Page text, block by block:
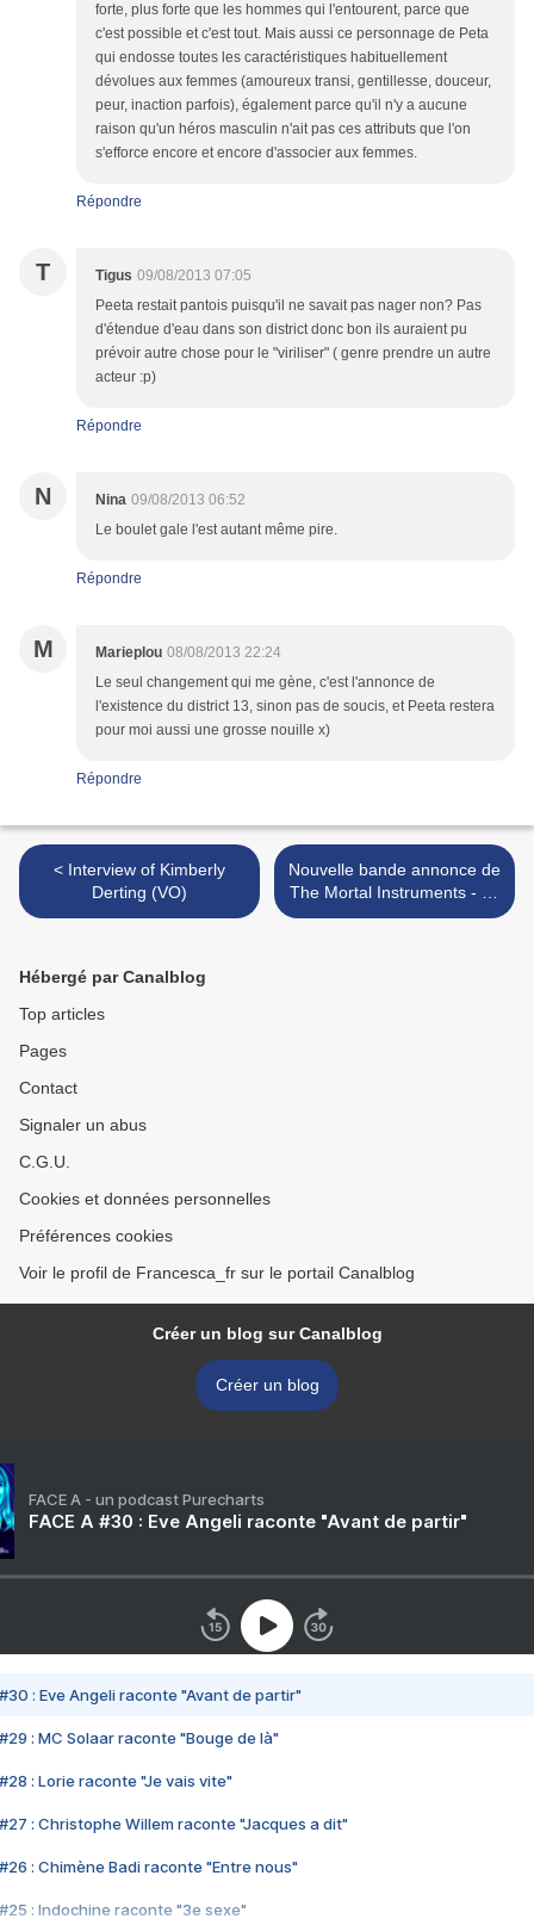
forte, plus forte que les hommes qui l'entourent, parce que
c'est possible et c'est tout. Mais aussi ce personnage de Peta
qui endosse toutes les caractéristiques habituellement
dévolues aux femmes (amoureux transi, gentillesse, douceur,
peur, inaction parfois), également parce qu'il n'y a aucune
raison qu'un héros masculin n'ait pas ces attributs que l'on
s'efforce encore et encore d'associer aux femmes.
Répondre
T Tigus 09/08/2013 07:05
Peeta restait pantois puisqu'il ne savait pas nager non? Pas
d'étendue d'eau dans son district donc bon ils auraient pu
prévoir autre chose pour le "viriliser" ( genre prendre un autre
acteur :p)
Répondre
N Nina 09/08/2013 06:52
Le boulet gale l'est autant même pire.
Répondre
M Marieplou 08/08/2013 22:24
Le seul changement qui me gène, c'est l'annonce de
l'existence du district 13, sinon pas de soucis, et Peeta restera
pour moi aussi une grosse nouille x)
Répondre
< Interview of Kimberly
Derting (VO)
Nouvelle bande annonce de
The Mortal Instruments - La
Cité des Ténèbres >
Hébergé par Canalblog
Top articles
Pages
Contact
Signaler un abus
C.G.U.
Cookies et données personnelles
Préférences cookies
Voir le profil de Francesca_fr sur le portail Canalblog
Créer un blog sur Canalblog
Créer un blog
FACE A - un podcast Purecharts
FACE A #30 : Eve Angeli raconte "Avant de partir"
#30 : Eve Angeli raconte "Avant de partir"
#29 : MC Solaar raconte "Bouge de là"
#28 : Lorie raconte "Je vais vite"
#27 : Christophe Willem raconte "Jacques a dit"
#26 : Chimène Badi raconte "Entre nous"
#25 : Indochine raconte "3e sexe"